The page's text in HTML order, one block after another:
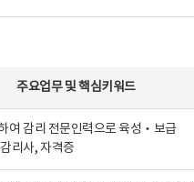
주요업무및핵심키워드
여 감리 전문인력으로 육성‧보급
리사, 자격증